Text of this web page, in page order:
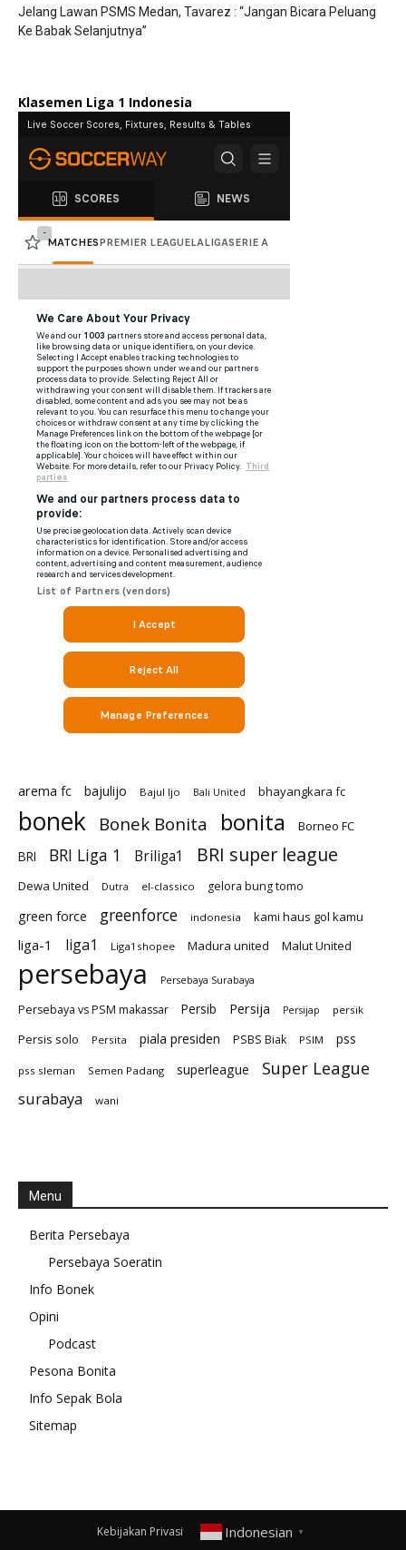
Jelang Lawan PSMS Medan, Tavarez : “Jangan Bicara Peluang
Ke Babak Selanjutnya”
Klasemen Liga 1 Indonesia
arema fc bajulijo Bajul Ijo Bali United bhayangkara fc
bonek Bonek Bonita bonita
Borneo FC
BRI
BRI Liga 1 Briliga1 BRI super league
Dewa United Dutra el-classico gelora bung tomo
green force greenforce indonesia kami haus gol kamu
liga-1 liga1 Liga1shopee Madura united Malut United
persebaya Persebaya Surabaya
Persebaya vs PSM makassar Persib Persija Persijap persik
Persis solo Persita piala presiden PSBS Biak PSIM pss
pss sleman Semen Padang superleague Super League
surabaya wani
Menu
Berita Persebaya
Persebaya Soeratin
Info Bonek
Opini
Podcast
Pesona Bonita
Info Sepak Bola
Sitemap
Kebijakan Privasi Indonesian ▼